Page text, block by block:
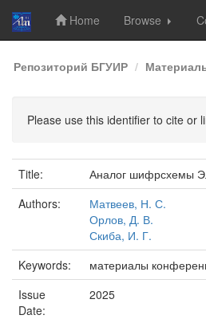
Skip
navigation
Home Browse
Репозиторий БГУИР
Please use this identifier to cite or
Title:
Аналог шифрсхемы
Authors:
Матвеев, Н. С.
Орлов, Д. В.
Скиба, И. Г.
Keywords:
материалы
Issue
Date:
2025